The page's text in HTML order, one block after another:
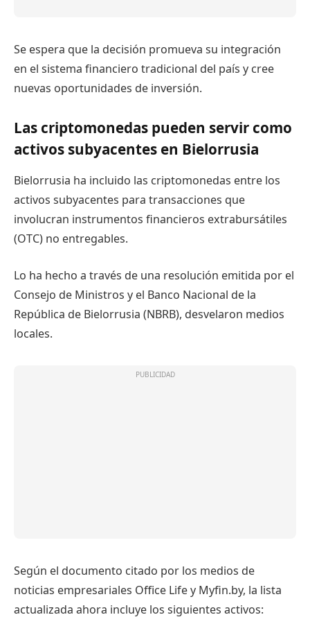
Se espera que la decisión promueva su integración
en el sistema financiero tradicional del país y cree
nuevas oportunidades de inversión.
Las criptomonedas pueden servir como
activos subyacentes en Bielorrusia
Bielorrusia ha incluido las criptomonedas entre los
activos subyacentes para transacciones que
involucran instrumentos financieros extrabursátiles
(OTC) no entregables.
Lo ha hecho a través de una resolución emitida por el
Consejo de Ministros y el Banco Nacional de la
República de Bielorrusia (NBRB), desvelaron medios
locales.
Según el documento citado por los medios de
noticias empresariales Office Life y Myfin.by, la lista
actualizada ahora incluye los siguientes activos: